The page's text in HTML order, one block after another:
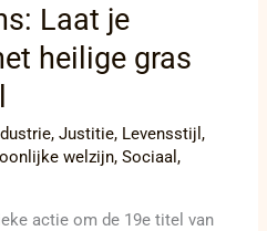
Laat je
heilige gras
,Justitie, Levensstijl,
welzijn,Sociaal,
actie om de 19e titel van